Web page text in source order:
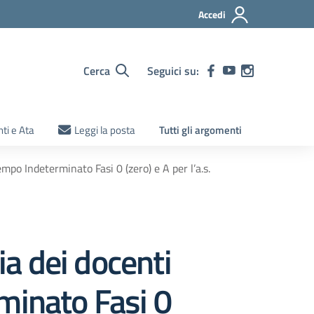
Accedi
Cerca Seguici su:
e Ata Leggi la posta Tutti gli argomenti
Indeterminato Fasi 0 (zero) e A per l’a.s.
dei docenti
Fasi 0